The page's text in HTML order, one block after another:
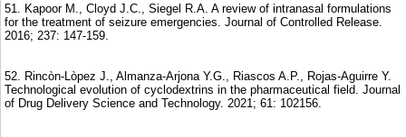
51. Kapoor M., Cloyd J.C., Siegel R.A. A review of intranasal formulations
for the treatment of seizure emergencies. Journal of Controlled Release.
2016; 237: 147-159.
52. Rincòn-Lòpez J., Almanza-Arjona Y.G., Riascos A.P., Rojas-Aguirre Y.
Technological evolution of cyclodextrins in the pharmaceutical field. Journal
of Drug Delivery Science and Technology. 2021; 61: 102156.